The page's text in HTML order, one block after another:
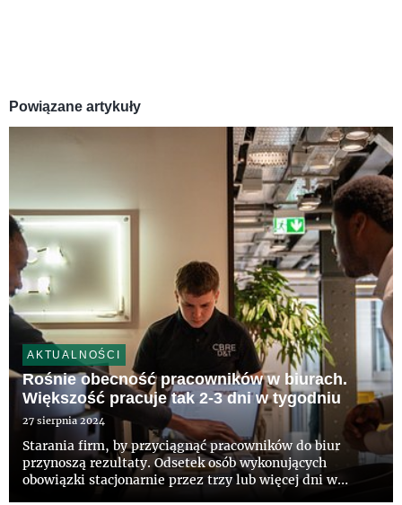
Powiązane artykuły
AKTUALNOŚCI
Rośnie obecność pracowników w biurach.
Większość pracuje tak 2-3 dni w tygodniu
27 sierpnia 2024
Starania firm, by przyciągnąć pracowników do biur
przynoszą rezultaty. Odsetek osób wykonujących
obowiązki stacjonarnie przez trzy lub więcej dni w